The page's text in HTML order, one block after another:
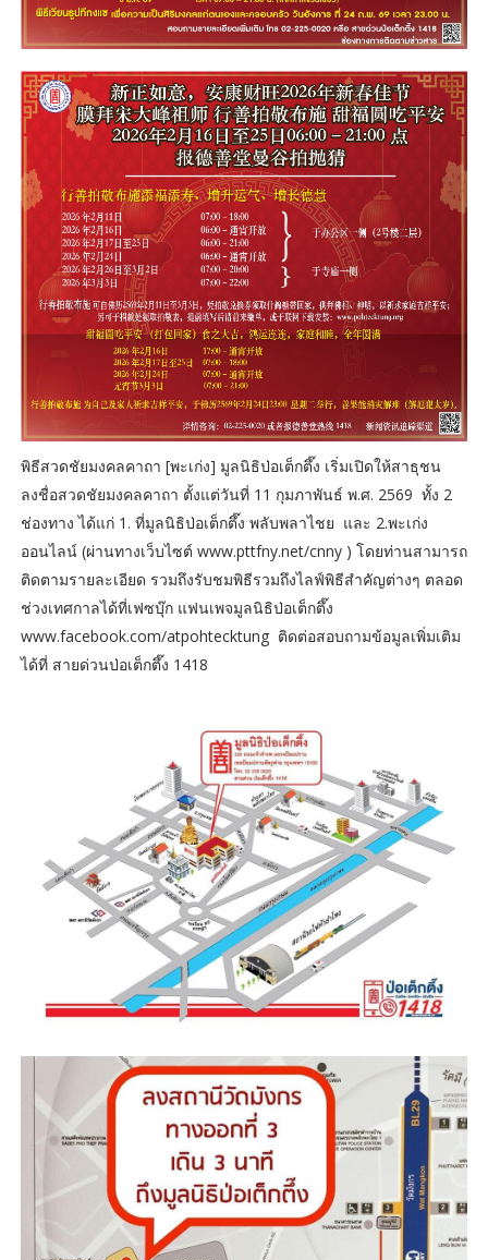
พิธีสวดชัยมงคลคาถา [พะเก่ง] มูลนิธิป่อเต็กตึ๊ง เริ่มเปิดให้สาธุชน
ลงชื่อสวดชัยมงคลคาถา ตั้งแต่วันที่ 11 กุมภาพันธ์ พ.ศ. 2569 ทั้ง 2
ช่องทาง ได้แก่ 1. ที่มูลนิธิป่อเต็กตึ๊ง พลับพลาไชย และ 2.พะเก่ง
ออนไลน์ (ผ่านทางเว็บไซต์ www.pttfny.net/cnny ) โดยท่านสามารถ
ติดตามรายละเอียด รวมถึงรับชมพิธีรวมถึงไลฟ์พิธีสำคัญต่างๆ ตลอด
ช่วงเทศกาลได้ที่เฟซบุ๊ก แฟนเพจมูลนิธิป่อเต็กตึ๊ง
www.facebook.com/atpohtecktung ติดต่อสอบถามข้อมูลเพิ่มเติม
ได้ที่ สายด่วนป่อเต็กตึ๊ง 1418